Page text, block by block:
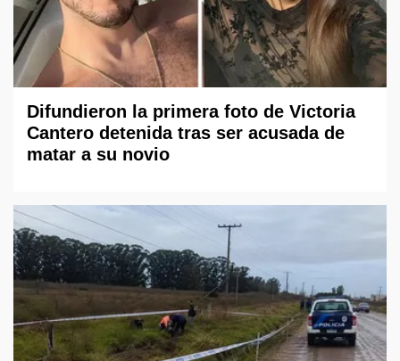
Difundieron la primera foto de Victoria
Cantero detenida tras ser acusada de
matar a su novio